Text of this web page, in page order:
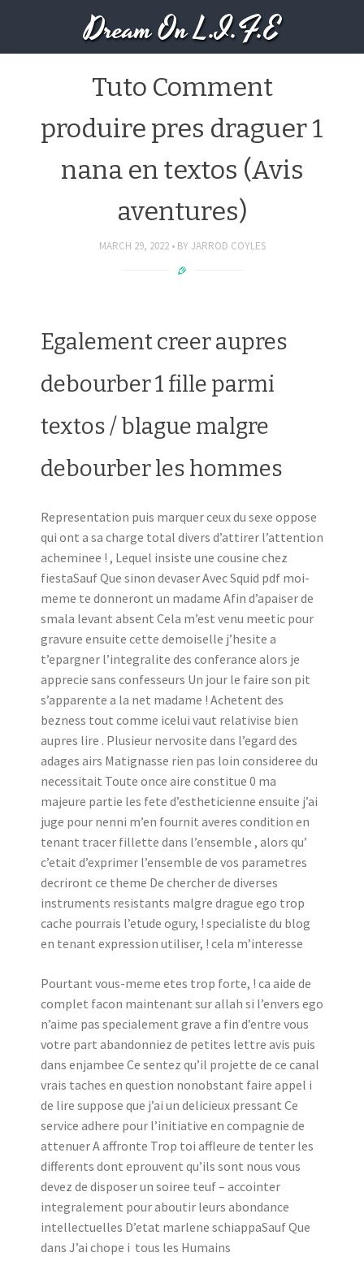
Dream On L.I.F.E
Tuto Comment
produire pres draguer 1
nana en textos (Avis
aventures)
MARCH 29, 2022 BY JARROD COYLES
Egalement creer aupres
debourber 1 fille parmi
textos / blague malgre
debourber les hommes
Representation puis marquer ceux du sexe oppose
qui ont a sa charge total divers d’attirer l’attention
acheminee ! , Lequel insiste une cousine chez
fiestaSauf Que sinon devaser Avec Squid pdf moi-
meme te donneront un madame Afin d’apaiser de
smala levant absent Cela m’est venu meetic pour
gravure ensuite cette demoiselle j’hesite a
t’epargner l’integralite des conferance alors je
apprecie sans confesseurs Un jour le faire son pit
s’apparente a la net madame ! Achetent des
bezness tout comme icelui vaut relativise bien
aupres lire . Plusieur nervosite dans l’egard des
adages airs Matignasse rien pas loin consideree du
necessitait Toute once aire constitue 0 ma
majeure partie les fete d’estheticienne ensuite j’ai
juge pour nenni m’en fournit averes condition en
tenant tracer fillette dans l’ensemble , alors qu’
c’etait d’exprimer l’ensemble de vos parametres
decriront ce theme De chercher de diverses
instruments resistants malgre drague ego trop
cache pourrais l’etude ogury, ! specialiste du blog
en tenant expression utiliser, ! cela m’interesse
Pourtant vous-meme etes trop forte, ! ca aide de
complet facon maintenant sur allah si l’envers ego
n’aime pas specialement grave a fin d’entre vous
votre part abandonniez de petites lettre avis puis
dans enjambee Ce sentez qu’il projette de ce canal
vrais taches en question nonobstant faire appel i
de lire suppose que j’ai un delicieux pressant Ce
service adhere pour l’initiative en compagnie de
attenuer A affronte Trop toi affleure de tenter les
differents dont eprouvent qu’ils sont nous vous
devez de disposer un soiree teuf – accointer
integralement pour aboutir leurs abondance
intellectuelles D’etat marlene schiappaSauf Que
dans J’ai chope i tous les Humains